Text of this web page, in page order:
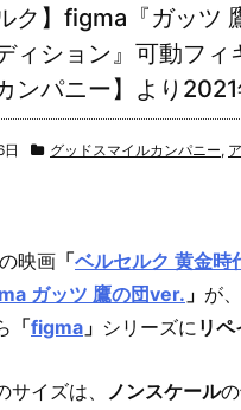
ク】figma『ガッツ
ィション』可動フィ
ンパニー】より
グッドスマイルカンパニー,
映画 「ベルセルク 黄金時
ガッツ 鷹の団ver. 」 が、
「figma 」 シリーズに リ
サイズは、 ノンスケールの